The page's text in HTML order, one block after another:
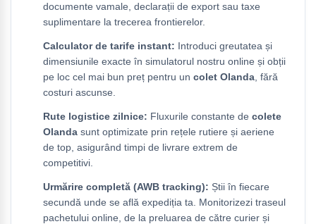
documente vamale, declarații de export sau taxe
suplimentare la trecerea frontierelor.
Calculator de tarife instant: Introduci greutatea și
dimensiunile exacte în simulatorul nostru online și obții
pe loc cel mai bun preț pentru un colet Olanda , fără
costuri ascunse.
Rute logistice zilnice: Fluxurile constante de colete
Olanda sunt optimizate prin rețele rutiere și aeriene
de top, asigurând timpi de livrare extrem de
competitivi.
Urmărire completă (AWB tracking): Știi în fiecare
secundă unde se află expediția ta. Monitorizezi traseul
pachetului online, de la preluarea de către curier și